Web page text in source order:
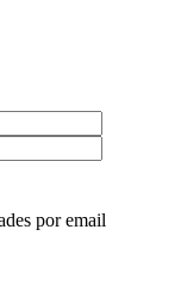
por email